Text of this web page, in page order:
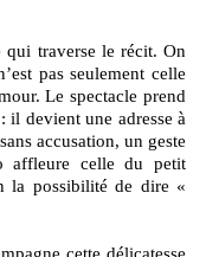
qui traverse le récit. On
pas seulement celle
Le spectacle prend
il devient une adresse à
accusation, un geste
affleure celle du petit
la possibilité de dire «